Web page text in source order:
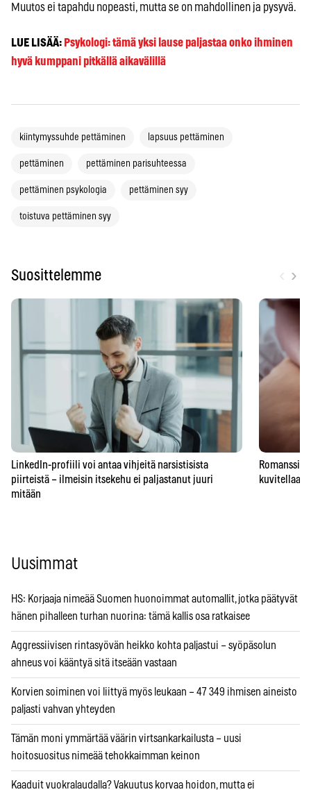
Muutos ei tapahdu nopeasti, mutta se on mahdollinen ja pysyvä.
LUE LISÄÄ: Psykologi: tämä yksi lause paljastaa onko ihminen
hyvä kumppani pitkällä aikavälillä
kiintymyssuhde pettäminen lapsuus pettäminen
pettäminen pettäminen parisuhteessa
pettäminen psykologia pettäminen syy
toistuva pettäminen syy
Suosittelemme ›
LinkedIn-profiili voi antaa vihjeitä narsistisista
piirteistä – ilmeisin itsekehu ei paljastanut juuri
mitään
kuvitellaan
Uusimmat
HS: Korjaaja nimeää Suomen huonoimmat automallit, jotka päätyvät
hänen pihalleen turhan nuorina: tämä kallis osa ratkaisee
Aggressiivisen rintasyövän heikko kohta paljastui – syöpäsolun
ahneus voi kääntyä sitä itseään vastaan
Korvien soiminen voi liittyä myös leukaan – 47 349 ihmisen aineisto
paljasti vahvan yhteyden
Tämän moni ymmärtää väärin virtsankarkailusta – uusi
hoitosuositus nimeää tehokkaimman keinon
Kaaduit vuokralaudalla? Vakuutus korvaa hoidon, mutta ei